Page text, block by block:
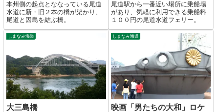
本州側の起点とななっている尾道
水道に新・旧２本の橋が架かり、
尾道と因島を結ぶ橋。
尾道駅から一番近い場所に乗船場
があり、気軽に利用できる乗船料
１００円の尾道水道フェリー。
しまなみ海道
大三島橋
しまなみ海道
映画「男たちの大和」ロケ